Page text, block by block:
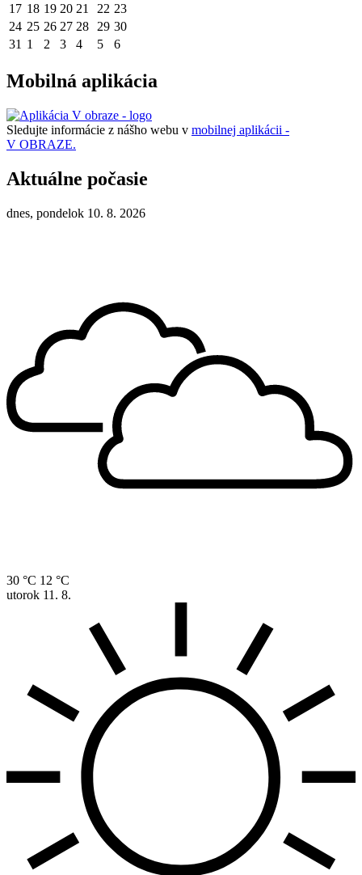
17 18 19 20 21 22 23
24 25 26 27 28 29 30
31 1 2 3 4 5 6
Mobilná aplikácia
Sledujte informácie z nášho webu v mobilnej aplikácii -
V OBRAZE.
Aktuálne počasie
dnes, pondelok 10. 8. 2026
30 °C 12 °C
utorok 11. 8.